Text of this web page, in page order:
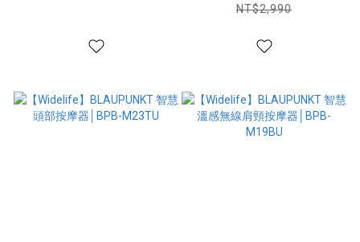
SAV55DW
NT$2,990